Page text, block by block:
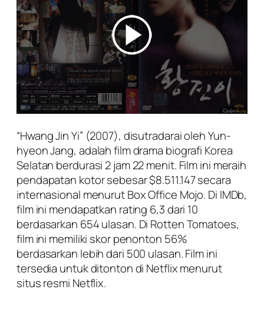
“Hwang Jin Yi” (2007), disutradarai oleh Yun-
hyeon Jang, adalah film drama biografi Korea
Selatan berdurasi 2 jam 22 menit. Film ini meraih
pendapatan kotor sebesar $8.511.147 secara
internasional menurut Box Office Mojo. Di IMDb,
film ini mendapatkan rating 6,3 dari 10
berdasarkan 654 ulasan. Di Rotten Tomatoes,
film ini memiliki skor penonton 56%
berdasarkan lebih dari 500 ulasan. Film ini
tersedia untuk ditonton di Netflix menurut
situs resmi Netflix.